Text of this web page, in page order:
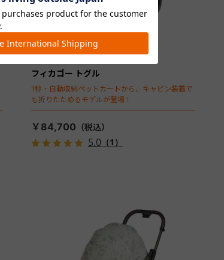
フィカゴー トグル
1秒・自動収納ペットカートから、キャビン装着で
も折りたためるモデルが登場！
￥84,700
5.0（1）